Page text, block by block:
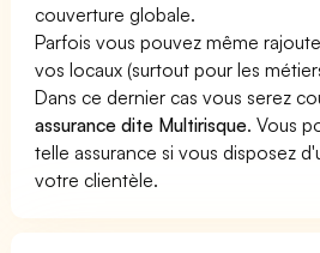
couverture globale.
Parfois vous pouvez même
vos locaux (surtout pour les
Dans ce dernier cas vous serez
assurance dite Multirisque. Vous
telle assurance si vous disposez
votre clientèle.